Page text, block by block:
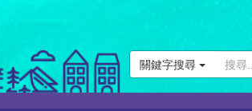
關鍵字搜尋